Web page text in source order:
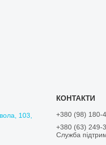
103,
+380 (98) 180-
+380 (63) 249-
Служба